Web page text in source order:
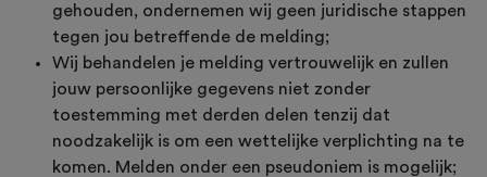
gehouden, ondernemen wij geen juridische stappen
tegen jou betreffende de melding;
Wij behandelen je melding vertrouwelijk en zullen
jouw persoonlijke gegevens niet zonder
toestemming met derden delen tenzij dat
noodzakelijk is om een wettelijke verplichting na te
komen. Melden onder een pseudoniem is mogelijk;